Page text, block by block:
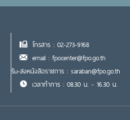
โทรสาร : 02-273-9168
email : fpocenter@fpo.go.th
รับ-ส่งหนังสือราชการ : saraban@fpo.go.th
เวลาทำการ : 08.30 น. - 16.30 น.